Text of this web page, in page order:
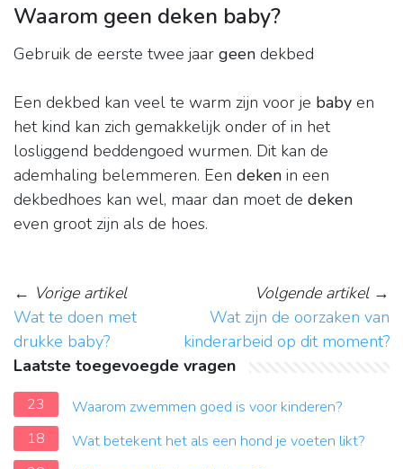
Waarom geen deken baby?
Gebruik de eerste twee jaar geen dekbed
Een dekbed kan veel te warm zijn voor je baby en
het kind kan zich gemakkelijk onder of in het
losliggend beddengoed wurmen. Dit kan de
ademhaling belemmeren. Een deken in een
dekbedhoes kan wel, maar dan moet de deken
even groot zijn als de hoes.
← Vorige artikel
Wat te doen met
drukke baby?
Volgende artikel→
Wat zijn de oorzaken van
kinderarbeid op dit moment?
Laatste toegevoegde vragen
23
Waarom zwemmen goed is voor kinderen?
18
Wat betekent het als een hond je voeten likt?